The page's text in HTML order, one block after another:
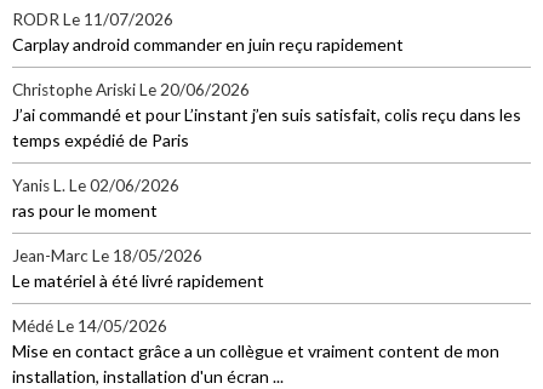
RODR Le 11/07/2026
Carplay android commander en juin reçu rapidement
Christophe AriskiLe 20/06/2026
J’ai commandé et pour L’instant j’en suis satisfait, colis reçu dans les
temps expédié de Paris
Yanis L. Le 02/06/2026
ras pour le moment
Jean-Marc Le 18/05/2026
Le matériel à été livré rapidement
MédéLe 14/05/2026
Mise en contact grâce a un collègue et vraiment content de mon
installation, installation d'un écran ...